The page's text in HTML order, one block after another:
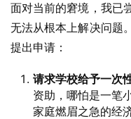
面对当前的窘境，我已
无法从根本上解决问题
提出申请：
请求学校给予一次
资助，哪怕是一笔
家庭燃眉之急的经